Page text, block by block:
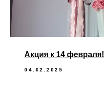
Акция к 14 февраля!
04.02.2025